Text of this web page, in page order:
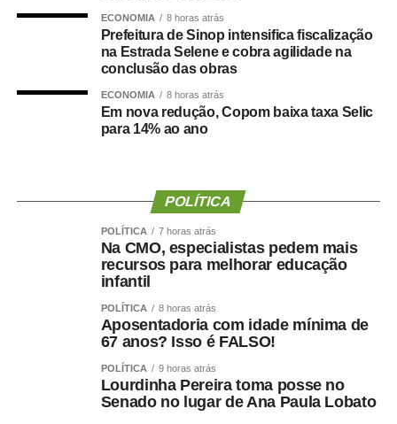
confiança depositada no Instituto Selecon e destacou a
forma como o processo foi conduzido.
“Eu, em nome do Selecon, também agradeço ao
deputado porque, de fato, fizemos um concurso histórico,
graças à oportunidade que o Juca nos deu para
presidente da instituição.
Ao final do encontro, Juca reforçou a importância da
valorização do serviço público por meio de concursos
realizados com responsabilidade, transparência e
COMENTE ABAIXO:
ECONOMIA 8 horas atrás
Prefeitura de Sinop intensifica fiscalização
na Estrada Selene e cobra agilidade na
conclusão das obras
ECONOMIA 8 horas atrás
Em nova redução, Copom baixa taxa Selic
para 14% ao ano
POLÍTICA
POLÍTICA 7 horas atrás
Na CMO, especialistas pedem mais
recursos para melhorar educação
infantil
POLÍTICA 8 horas atrás
Aposentadoria com idade mínima de
67 anos? Isso é FALSO!
POLÍTICA 9 horas atrás
Lourdinha Pereira toma posse no
Senado no lugar de Ana Paula Lobato